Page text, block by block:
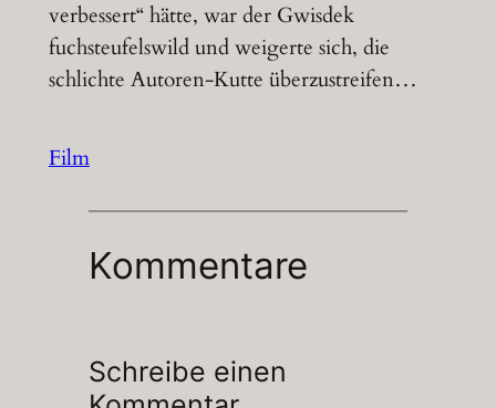
verbessert“ hätte, war der Gwisdek
fuchsteufelswild und weigerte sich, die
schlichte Autoren-Kutte überzustreifen…
Film
Kommentare
Schreibe einen